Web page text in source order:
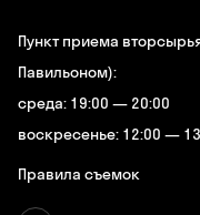
Пункт приема
Павильоном):
среда: 19:00 — 20:00
воскресенье: 12:00 —
Правила съемок